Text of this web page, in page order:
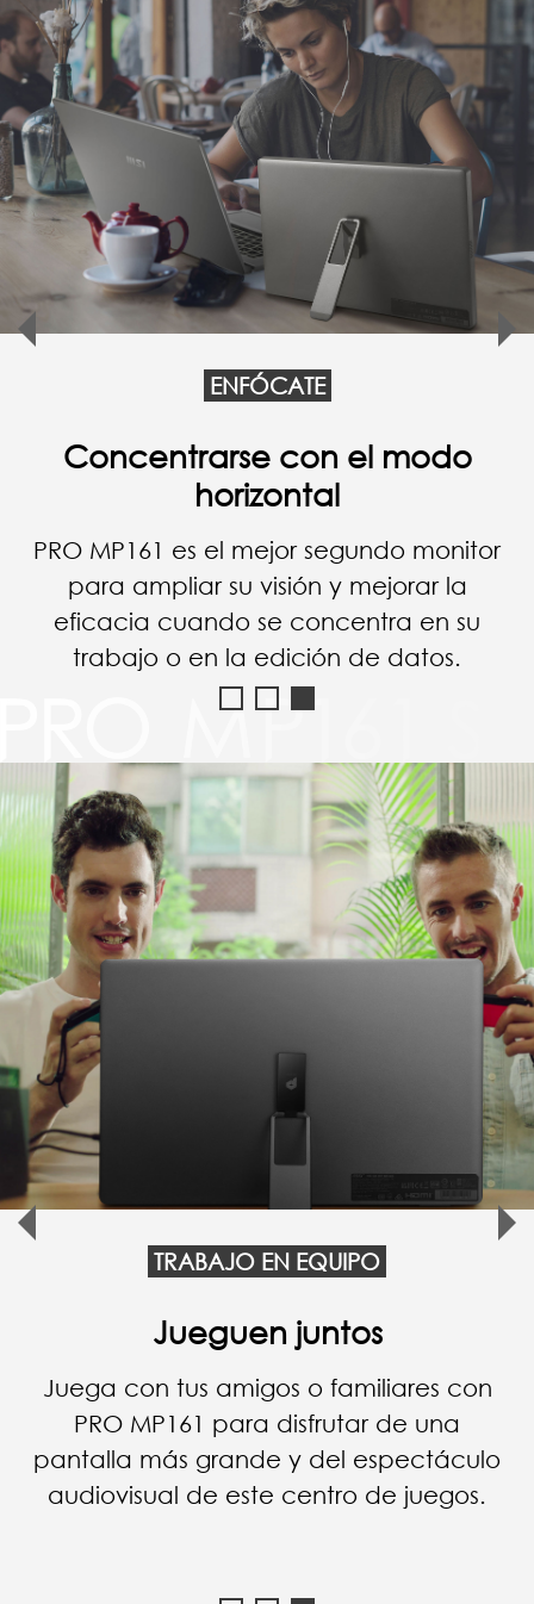
ENFÓCATE
Trabaje a cualquier hora y en
cualquier lugar
PRO MP161 es el mejor compañero para
su viaje de negocios para mejorar la
productividad, y también es una buena
opción para la diversión en el hotel.
TRABAJO EN EQUIPO
Potencia tu negocio
PRO MP161 mejora la comunicación
cuando tiene una presentación con un
cliente importante.